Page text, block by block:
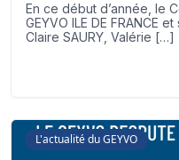
En ce début d’année, le
GEYVO ILE DE FRANCE
Claire SAURY, Valérie […]
L'actualité du GEYVO